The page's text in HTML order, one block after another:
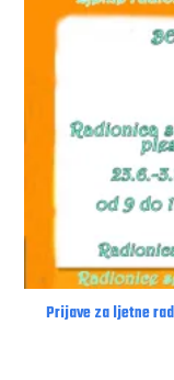
Prijave za ljetne